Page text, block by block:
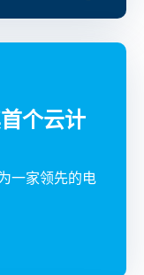
个云计
一家领先的电